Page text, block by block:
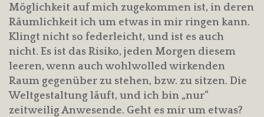
Möglichkeit auf mich zugekommen ist, in deren
Räumlichkeit ich um etwas in mir ringen kann.
Klingt nicht so federleicht, und ist es auch
nicht. Es ist das Risiko, jeden Morgen diesem
leeren, wenn auch wohlwolled wirkenden
Raum gegenüber zu stehen, bzw. zu sitzen. Die
Weltgestaltung läuft, und ich bin „nur“
zeitweilig Anwesende. Geht es mir um etwas?